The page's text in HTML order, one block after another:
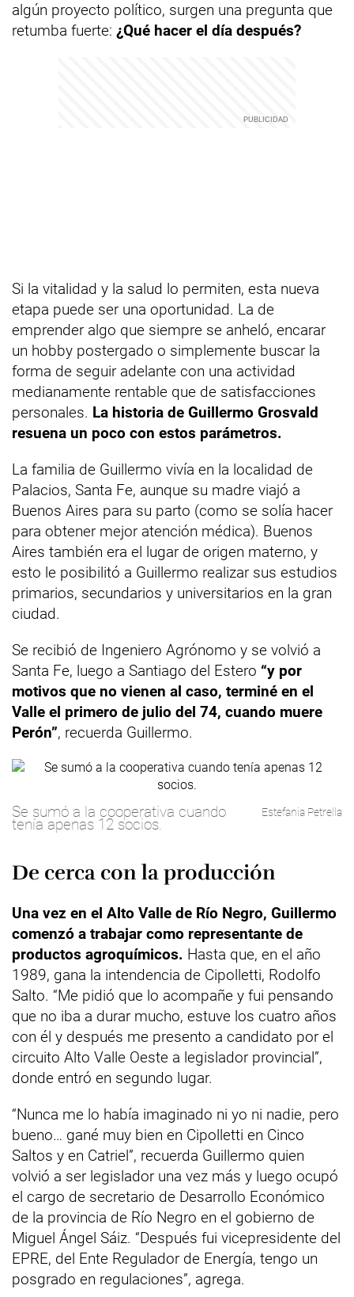
algún proyecto político, surgen una pregunta que
retumba fuerte: ¿Qué hacer el día después?
Si la vitalidad y la salud lo permiten, esta nueva
etapa puede ser una oportunidad. La de
emprender algo que siempre se anheló, encarar
un hobby postergado o simplemente buscar la
forma de seguir adelante con una actividad
medianamente rentable que de satisfacciones
personales. La historia de Guillermo Grosvald
resuena un poco con estos parámetros.
La familia de Guillermo vivía en la localidad de
Palacios, Santa Fe, aunque su madre viajó a
Buenos Aires para su parto (como se solía hacer
para obtener mejor atención médica). Buenos
Aires también era el lugar de origen materno, y
esto le posibilitó a Guillermo realizar sus estudios
primarios, secundarios y universitarios en la gran
ciudad.
Se recibió de Ingeniero Agrónomo y se volvió a
Santa Fe, luego a Santiago del Estero “y por
motivos que no vienen al caso, terminé en el
Valle el primero de julio del 74, cuando muere
Perón”, recuerda Guillermo.
Se sumó a la cooperativa cuando
tenía apenas 12 socios.
Estefania Petrella
De cerca con la producción
Una vez en el Alto Valle de Río Negro, Guillermo
comenzó a trabajar como representante de
productos agroquímicos. Hasta que, en el año
1989, gana la intendencia de Cipolletti, Rodolfo
Salto. “Me pidió que lo acompañe y fui pensando
que no iba a durar mucho, estuve los cuatro años
con él y después me presento a candidato por el
circuito Alto Valle Oeste a legislador provincial”,
donde entró en segundo lugar.
“Nunca me lo había imaginado ni yo ni nadie, pero
bueno… gané muy bien en Cipolletti en Cinco
Saltos y en Catriel”, recuerda Guillermo quien
volvió a ser legislador una vez más y luego ocupó
el cargo de secretario de Desarrollo Económico
de la provincia de Río Negro en el gobierno de
Miguel Ángel Sáiz. “Después fui vicepresidente del
EPRE, del Ente Regulador de Energía, tengo un
posgrado en regulaciones”, agrega.